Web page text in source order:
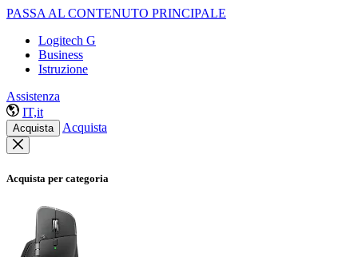
PASSA AL CONTENUTO PRINCIPALE
Logitech G
Business
Istruzione
Assistenza
IT,it
Acquista Acquista
Acquista per categoria